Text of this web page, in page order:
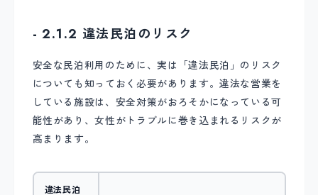
- 2.1.2 違法民泊のリスク
安全な民泊利用のために、実は「違法民泊」のリスク
についても知っておく必要があります。違法な営業を
している施設は、安全対策がおろそかになっている可
能性があり、女性がトラブルに巻き込まれるリスクが
高まります。
違法民泊